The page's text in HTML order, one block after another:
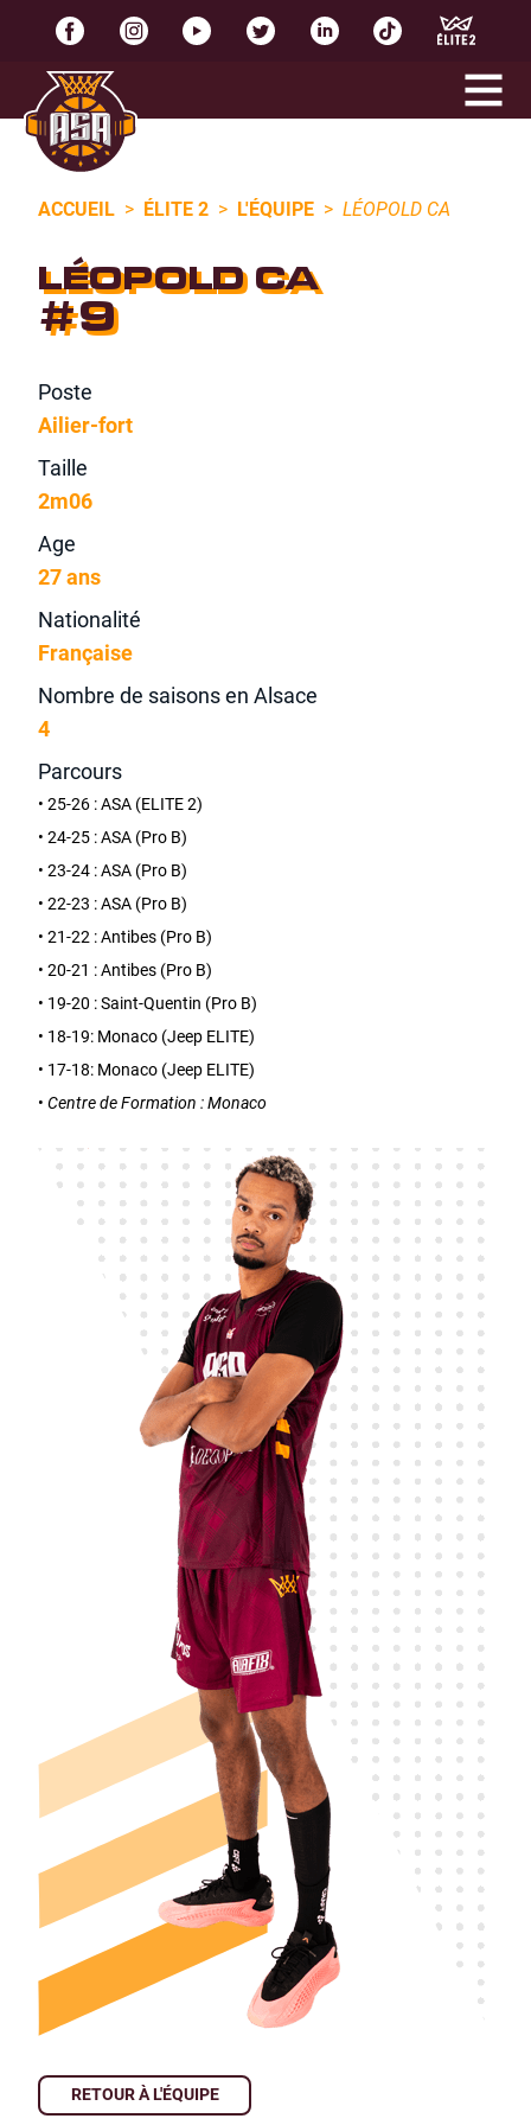
ACCUEIL > ÉLITE 2 > L'ÉQUIPE > LÉOPOLD CA
LÉOPOLD CA
#9
Poste
Ailier-fort
Taille
2m06
Age
27 ans
Nationalité
Française
Nombre de saisons en Alsace
4
Parcours
• 25-26 : ASA (ELITE 2)
• 24-25 : ASA (Pro B)
• 23-24 : ASA (Pro B)
• 22-23 : ASA (Pro B)
• 21-22 : Antibes (Pro B)
• 20-21 : Antibes (Pro B)
• 19-20 : Saint-Quentin (Pro B)
• 18-19: Monaco (Jeep ELITE)
• 17-18: Monaco (Jeep ELITE)
• Centre de Formation : Monaco
RETOUR À L'ÉQUIPE